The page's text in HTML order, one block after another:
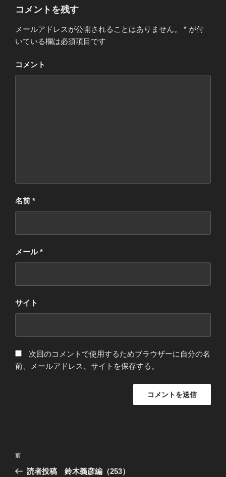
コメントを残す
メールアドレスが公開されることはありません。 * が付
いている欄は必須項目です
コメント
名前 *
メール*
サイト
次回のコメントで使用するためブラウザーに自分の名
前、メールアドレス、サイトを保存する。
投
過
去
前
読者投稿 鈴木義彦編（253）